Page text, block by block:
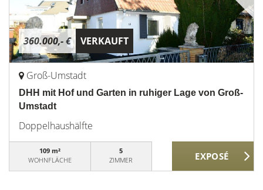
360.000,- € VERKAUFT
Groß-Umstadt
DHH mit Hof und Garten in ruhiger Lage von Groß-
Umstadt
Doppelhaushälfte
109 m²
WOHNFLÄCHE
5
ZIMMER